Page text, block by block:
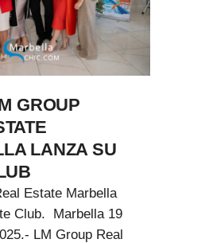
GROUP
LANZA SU
Estate Marbella
Club. Marbella 19
LM Group Real